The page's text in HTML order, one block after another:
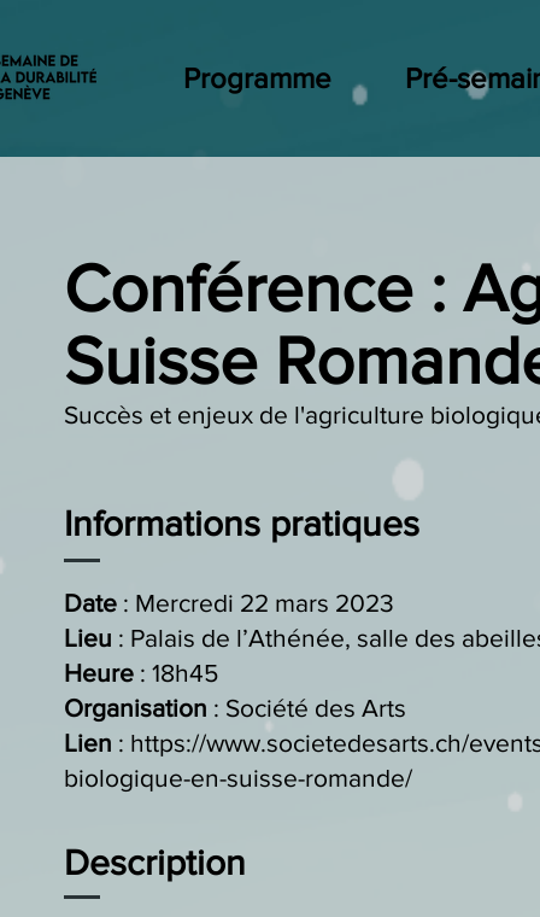
Programme Pré-
Conférence :
Suisse
Succès et enjeux de l'agriculture
Informations pratiques
Date : Mercredi 22 mars 2023
Lieu : Palais de l’Athénée, salle des
Heure : 18h45
Organisation : Société des Arts
Lien : https://www.societedesarts.ch/
biologique-en-suisse-romande/
Description